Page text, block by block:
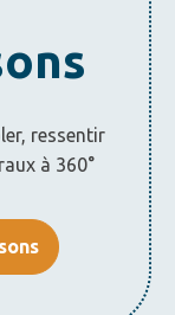
ressentir
à 360°